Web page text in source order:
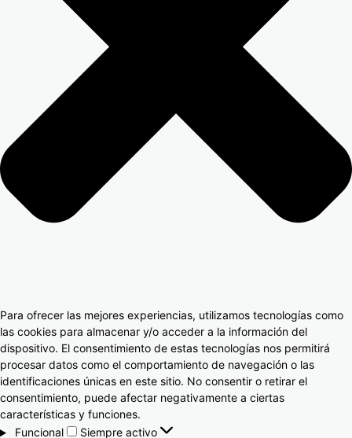
Para ofrecer las mejores experiencias, utilizamos tecnologías como
las cookies para almacenar y/o acceder a la información del
dispositivo. El consentimiento de estas tecnologías nos permitirá
procesar datos como el comportamiento de navegación o las
identificaciones únicas en este sitio. No consentir o retirar el
consentimiento, puede afectar negativamente a ciertas
características y funciones.
Funcional
Siempre activo